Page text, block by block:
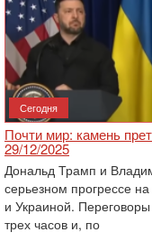
Сегодня
Почти мир: камень
29/12/2025
Дональд Трамп и
серьезном прогрессе
и Украиной.
трех часов и, по